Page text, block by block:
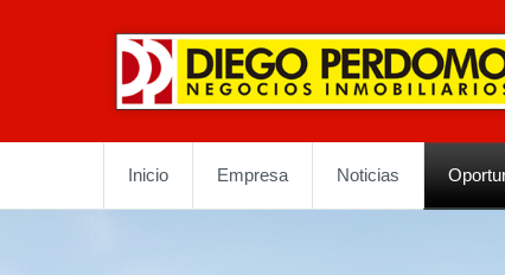
Inicio Empresa Noticias